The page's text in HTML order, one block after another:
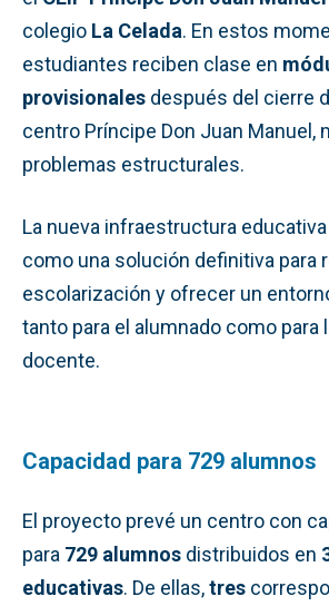
colegio La Celada. En estos
estudiantes reciben clase en
provisionales después del cierre
centro Príncipe Don Juan Manuel,
problemas estructurales.
La nueva infraestructura
como una solución definitiva para
escolarización y ofrecer un
tanto para el alumnado como para
docente.
Capacidad para 729 alumnos
El proyecto prevé un centro con
para 729 alumnos distribuidos en
educativas. De ellas,tres